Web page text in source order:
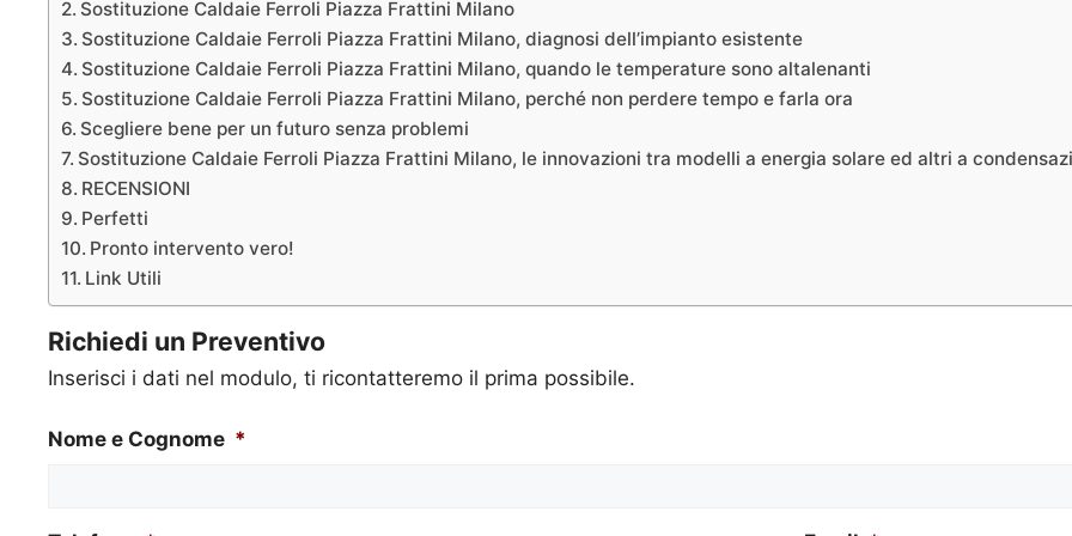
Sostituzione Caldaie Ferroli Piazza Frattini Milano
Sostituzione Caldaie Ferroli Piazza Frattini Milano, diagnosi dell’impianto esistente
Sostituzione Caldaie Ferroli Piazza Frattini Milano, quando le temperature sono altalenanti
Sostituzione Caldaie Ferroli Piazza Frattini Milano, perché non perdere tempo e farla ora
Scegliere bene per un futuro senza problemi
Sostituzione Caldaie Ferroli Piazza Frattini Milano, le innovazioni tra modelli a energia solare ed altri a
RECENSIONI
Perfetti
Pronto intervento vero!
Link Utili
Richiedi un Preventivo
Inserisci i dati nel modulo, ti ricontatteremo il prima possibile.
Nome e Cognome *